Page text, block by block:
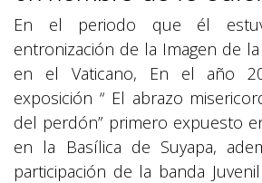
En el periodo que él
entronización de la Imagen de la
en el Vaticano, En el año
exposición “ El abrazo
del perdón” primero expuesto
en la Basílica de Suyapa,
participación de la banda